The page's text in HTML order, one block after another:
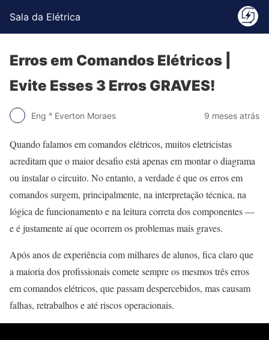
Sala da Elétrica
Erros em Comandos Elétricos |
Evite Esses 3 Erros GRAVES!
Eng ° Everton Moraes 9 meses atrás
Quando falamos em comandos elétricos, muitos eletricistas
acreditam que o maior desafio está apenas em montar o diagrama
ou instalar o circuito. No entanto, a verdade é que os erros em
comandos surgem, principalmente, na interpretação técnica, na
lógica de funcionamento e na leitura correta dos componentes —
e é justamente aí que ocorrem os problemas mais graves.
Após anos de experiência com milhares de alunos, fica claro que
a maioria dos profissionais comete sempre os mesmos três erros
em comandos elétricos, que passam despercebidos, mas causam
falhas, retrabalhos e até riscos operacionais.